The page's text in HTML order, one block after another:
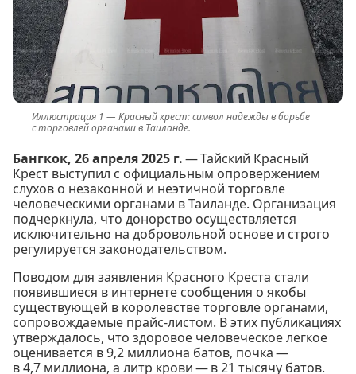
Красный крест: символ надежды в борьбе
с торговлей органами в Таиланде.
Бангкок, 26 апреля 2025 г.— Тайский Красный
Крест выступил с официальным опровержением
слухов о незаконной и неэтичной торговле
человеческими органами в Таиланде. Организация
подчеркнула, что донорство осуществляется
исключительно на добровольной основе и строго
регулируется законодательством.
Поводом для заявления Красного Креста стали
появившиеся в интернете сообщения о якобы
существующей в королевстве торговле органами,
сопровождаемые прайс-листом. В этих публикациях
утверждалось, что здоровое человеческое легкое
оценивается в 9,2 миллиона батов, почка —
в 4,7 миллиона, а литр крови — в 21 тысячу батов.